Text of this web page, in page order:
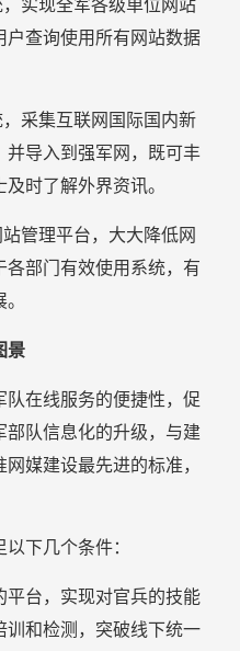
实现全军各级单位网站
户查询使用所有网站数据
采集互联网国际国内新
并导入到强军网，既可丰
时了解外界资讯。
管理平台，大大降低网
各部门有效使用系统，有
景
在线服务的便捷性，促
队信息化的升级，与建
媒建设最先进的标准，
下几个条件：
平台，实现对官兵的技能
训和检测，突破线下统一